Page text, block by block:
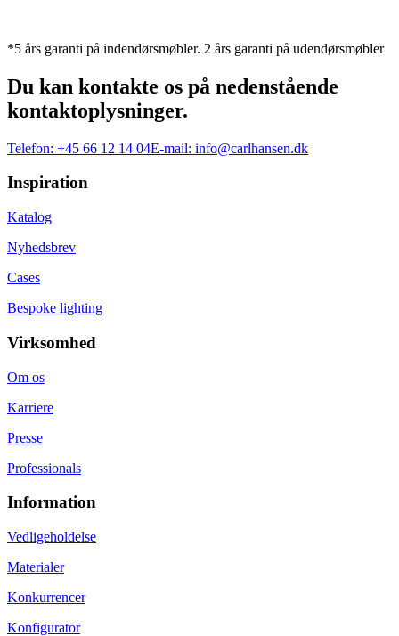
*5 års garanti på indendørsmøbler. 2 års garanti på udendørsmøbler
Du kan kontakte os på nedenstående
kontaktoplysninger.
Telefon: +45 66 12 14 04E-mail: info@carlhansen.dk
Inspiration
Katalog
Nyhedsbrev
Cases
Bespoke lighting
Virksomhed
Om os
Karriere
Presse
Professionals
Information
Vedligeholdelse
Materialer
Konkurrencer
Konfigurator